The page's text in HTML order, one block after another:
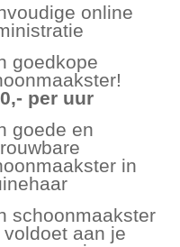
online
goedkope
per uur
goede en
in
schoonmaakster
voldoet aan je